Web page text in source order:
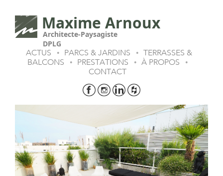
Maxime Arnoux
Architecte-Paysagiste
DPLG
ACTUS
• PARCS & JARDINS • TERRASSES &
BALCONS
• PRESTATIONS • À PROPOS •
CONTACT